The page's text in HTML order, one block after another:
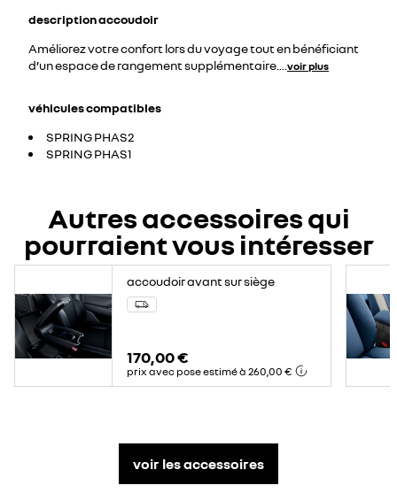
descriptionaccoudoir
Améliorez votre confort lors du voyage tout en bénéficiant
d’un espace de rangement supplémentaire.
voir plus
véhicules compatibles
SPRING PHAS2
SPRING PHAS1
Autres accessoires qui
pourraient vous intéresser
accoudoir avant sur siège
170,00 €
prix avec pose estimé à 260,00 €
voir les accessoires